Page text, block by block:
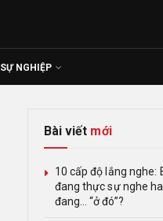
SỰ NGHIỆP
Bài viết mới
10 cấp độ lắng nghe:
đang thực sự nghe
đang… “ở đó”?